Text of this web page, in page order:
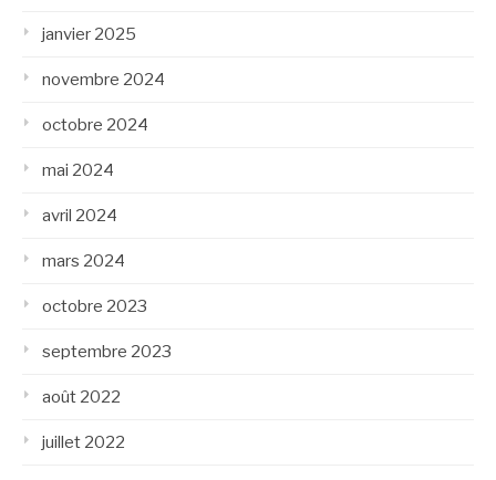
janvier 2025
novembre 2024
octobre 2024
mai 2024
avril 2024
mars 2024
octobre 2023
septembre 2023
août 2022
juillet 2022